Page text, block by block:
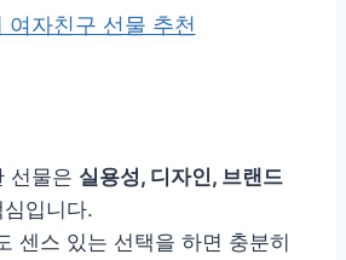
여자친구 선물 추천
선물은 실용성, 디자인, 브랜드
입니다.
센스 있는 선택을 하면 충분히